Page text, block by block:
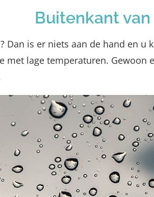
Buitenkant
Dan is er niets aan de hand en
lage temperaturen. Gewoon